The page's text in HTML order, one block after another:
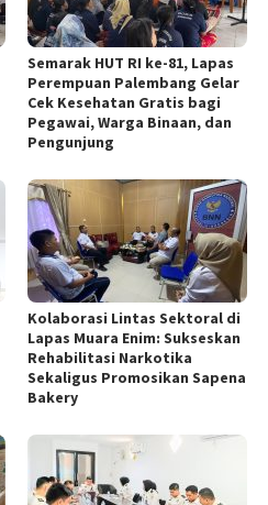
Semarak HUT RI ke-81, Lapas
Perempuan Palembang Gelar
Cek Kesehatan Gratis bagi
Pegawai, Warga Binaan, dan
Pengunjung
Kolaborasi Lintas Sektoral di
Lapas Muara Enim: Sukseskan
Rehabilitasi Narkotika
Sekaligus Promosikan Sapena
Bakery